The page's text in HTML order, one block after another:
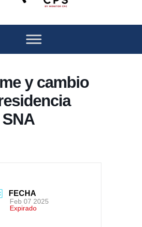
y cambio
FECHA
Feb 07 2025
Expirado